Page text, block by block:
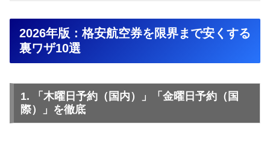
2026年版：格安航空券を限界まで安くする
裏ワザ10選
1. 「木曜日予約（国内）」「金曜日予約（国
際）」を徹底